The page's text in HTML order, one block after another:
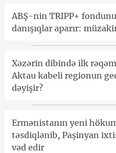
ABŞ-nin TRIPP+
danışıqlar aparır:
Xəzərin dibində ilk
Aktau kabeli regionun
dəyişir?
Ermənistanın yeni
təsdiqlənib, Paşinyan
vəd edir